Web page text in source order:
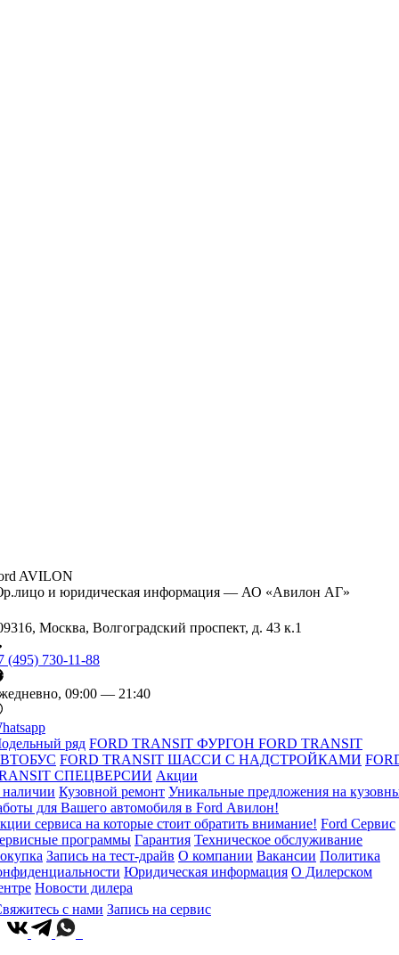
AVILON
и юридическая информация — АО «Авилон АГ»
Москва, Волгоградский проспект, д. 43 к.1
(495) 730-11-88
09:00 — 21:40
ряд FORD TRANSIT ФУРГОН FORD TRANSIT
FORD TRANSIT ШАССИ С НАДСТРОЙКАМИ
СПЕЦВЕРСИИ Акции
Кузовной ремонт Уникальные предложения на
для Вашего автомобиля в Ford Авилон!
сервиса на которые стоит обратить внимание! Ford Сервис
программы Гарантия Техническое обслуживание
Запись на тест-драйв О компании Вакансии Политика
Юридическая информация О Дилерском
Новости дилера
с нами Запись на сервис